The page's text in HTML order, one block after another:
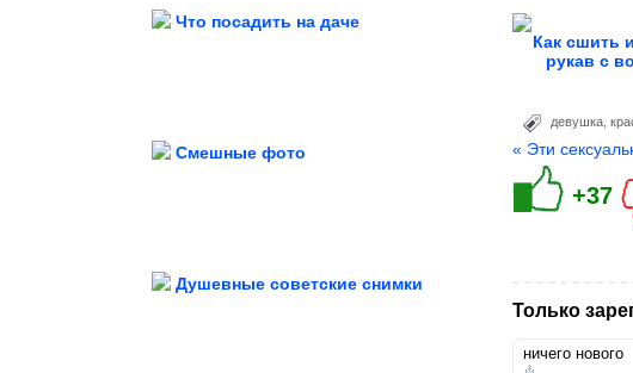
Что посадить на даче
Смешные фото
Душевные советские снимки
Как сшить
рукав с
девушка
« Эти
+37
Только
ничего нового